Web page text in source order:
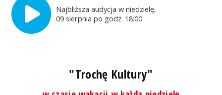
Najbliższa audycja w niedzielę,
09 sierpnia po godz. 18:00
"Trochę Kultury"